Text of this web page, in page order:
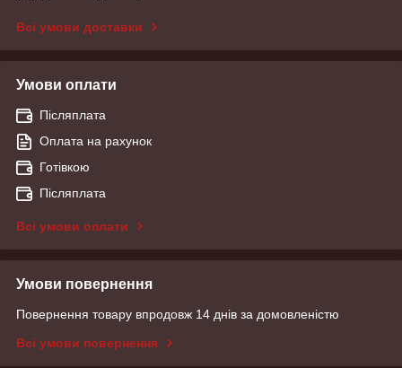
Всі умови доставки
Умови оплати
Післяплата
Оплата на рахунок
Готівкою
Післяплата
Всі умови оплати
Умови повернення
Повернення товару впродовж 14 днів за домовленістю
Всі умови повернення